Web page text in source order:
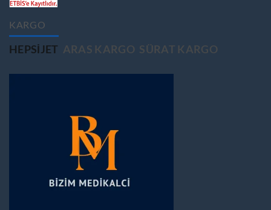
KARGO
HEPSIJET ARAS KARGO SÜRAT KARGO